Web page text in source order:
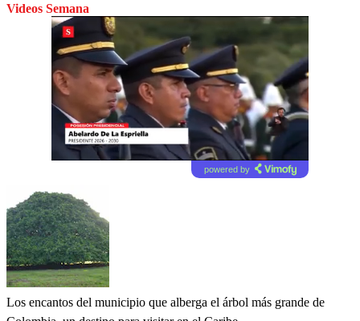
Videos Semana
powered by
Los encantos del municipio que alberga el árbol más grande de